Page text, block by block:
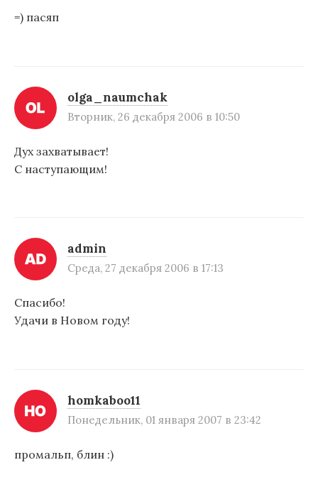
=) пасяп
olga_naumchak
Вторник, 26 декабря 2006 в 10:50
Дух захватывает!
С наступающим!
admin
Среда, 27 декабря 2006 в 17:13
Спасибо!
Удачи в Новом году!
homkaboo11
Понедельник, 01 января 2007 в 23:42
промальп, блин :)